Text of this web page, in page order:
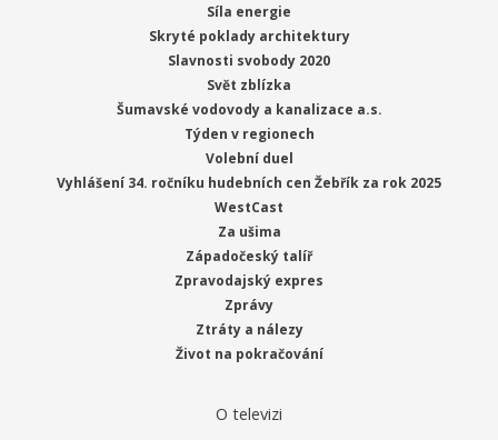
Síla energie
Skryté poklady architektury
Slavnosti svobody 2020
Svět zblízka
Šumavské vodovody a kanalizace a.s.
Týden v regionech
Volební duel
Vyhlášení 34. ročníku hudebních cen Žebřík za rok 2025
WestCast
Za ušima
Západočeský talíř
Zpravodajský expres
Zprávy
Ztráty a nálezy
Život na pokračování
O televizi